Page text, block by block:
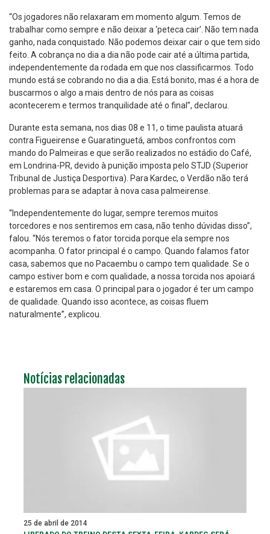
“Os jogadores não relaxaram em momento algum. Temos de
trabalhar como sempre e não deixar a ‘peteca cair’. Não tem nada
ganho, nada conquistado. Não podemos deixar cair o que tem sido
feito. A cobrança no dia a dia não pode cair até a última partida,
independentemente da rodada em que nos classificarmos. Todo
mundo está se cobrando no dia a dia. Está bonito, mas é a hora de
buscarmos o algo a mais dentro de nós para as coisas
acontecerem e termos tranquilidade até o final”, declarou.
Durante esta semana, nos dias 08 e 11, o time paulista atuará
contra Figueirense e Guaratinguetá, ambos confrontos com
mando do Palmeiras e que serão realizados no estádio do Café,
em Londrina-PR, devido à punição imposta pelo STJD (Superior
Tribunal de Justiça Desportiva). Para Kardec, o Verdão não terá
problemas para se adaptar à nova casa palmeirense.
“Independentemente do lugar, sempre teremos muitos
torcedores e nos sentiremos em casa, não tenho dúvidas disso”,
falou. “Nós teremos o fator torcida porque ela sempre nos
acompanha. O fator principal é o campo. Quando falamos fator
casa, sabemos que no Pacaembu o campo tem qualidade. Se o
campo estiver bom e com qualidade, a nossa torcida nos apoiará
e estaremos em casa. O principal para o jogador é ter um campo
de qualidade. Quando isso acontece, as coisas fluem
naturalmente”, explicou.
Notícias relacionadas
25 de abril de 2014